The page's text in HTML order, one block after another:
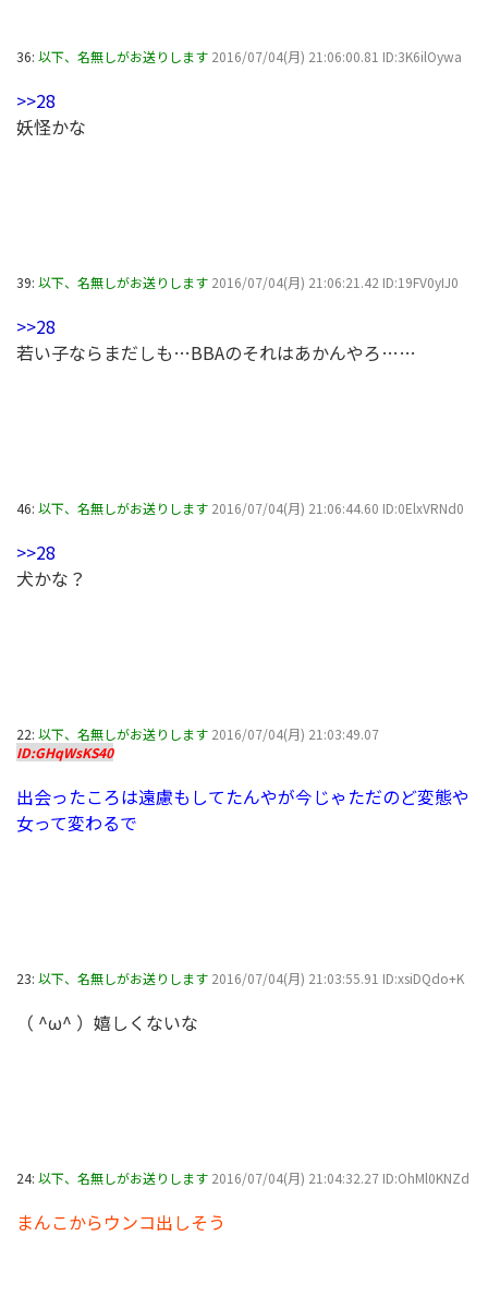
36: 以下、名無しがお送りします 2016/07/04(月) 21:06:00.81 ID:3K6ilOywa
>>28
妖怪かな
39: 以下、名無しがお送りします 2016/07/04(月) 21:06:21.42 ID:19FV0yIJ0
>>28
若い子ならまだしも…BBAのそれはあかんやろ……
46: 以下、名無しがお送りします 2016/07/04(月) 21:06:44.60 ID:0ElxVRNd0
>>28
犬かな？
22: 以下、名無しがお送りします 2016/07/04(月) 21:03:49.07
ID:GHqWsKS40
出会ったころは遠慮もしてたんやが今じゃただのど変態や
女って変わるで
23: 以下、名無しがお送りします 2016/07/04(月) 21:03:55.91 ID:xsiDQdo+K
（ ^ω^ ）嬉しくないな
24: 以下、名無しがお送りします 2016/07/04(月) 21:04:32.27 ID:OhMl0KNZd
まんこからウンコ出しそう